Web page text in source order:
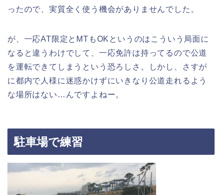
ったので、実質全く使う機会がありませんでした。
が、一応AT限定とMTもOKというのはこういう局面に
なると違うわけでして、一応免許は持ってるので公道
を運転できてしまうという恐ろしさ。しかし、さすが
に都内で人様に迷惑かけずにいきなり公道走れるよう
な場所はない…んですよねー。
駐車場で練習